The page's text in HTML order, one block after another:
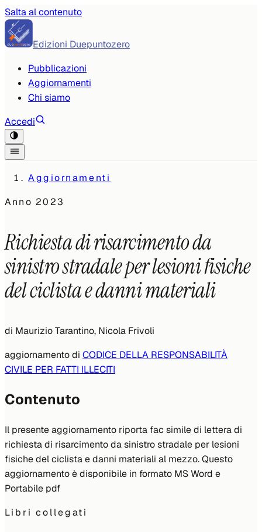
Salta al contenuto
Edizioni Duepuntozero
Pubblicazioni
Aggiornamenti
Chi siamo
Accedi
Aggiornamenti
Anno2023
Richiesta di risarcimento da
sinistro stradale per lesioni fisiche
del ciclista e danni materiali
di Maurizio Tarantino, Nicola Frivoli
aggiornamento di CODICE DELLA RESPONSABILITÀ
CIVILE PER FATTI ILLECITI
Contenuto
Il presente aggiornamento riporta fac simile di lettera di
richiesta di risarcimento da sinistro stradale per lesioni
fisiche del ciclista e danni materiali al mezzo. Questo
aggiornamento è disponibile in formato MS Word e
Portabile pdf
Libri collegati